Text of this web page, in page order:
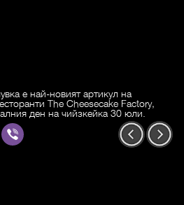
е най-новият артикул на
The Cheesecake Factory,
ден на чийзкейка 30 юли.